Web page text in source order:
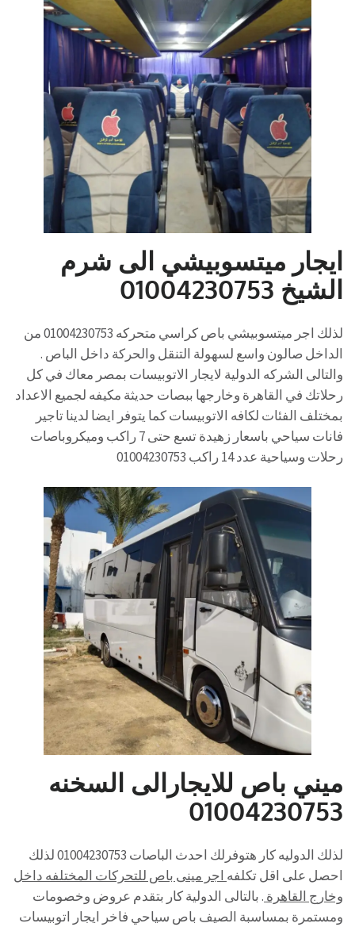
ايجار ميتسوبيشي الى شرم
الشيخ 01004230753
لذلك اجر ميتسوبيشي باص كراسي متحركه 01004230753 من
الداخل صالون واسع لسهولة التنقل والحركة داخل الباص .
والتالى الشركه الدولية لايجار الاتوبيسات بمصر معاك في كل
رحلاتك في القاهرة وخارجها ببصات حديثة مكيفه لجميع الاعداد
بمختلف الفئات لكافه الاتوبيسات كما يتوفر ايضا لدينا تاجير
فانات سياحي باسعار زهيدة تسع حتى 7 راكب وميكروباصات
رحلات وسياحية عدد 14 راكب 01004230753
ميني باص للايجارالى السخنه
01004230753
لذلك الدوليه كار هتوفرلك احدث الباصات 01004230753 لذلك
احصل على اقل تكلفه اجر مينى باص للتحركات المختلفه داخل
وخارج القاهرة . بالتالى الدولية كار بتقدم عروض وخصومات
ومستمرة بمساسبة الصيف باص سياحي فاخر ايجار اتوبيسات